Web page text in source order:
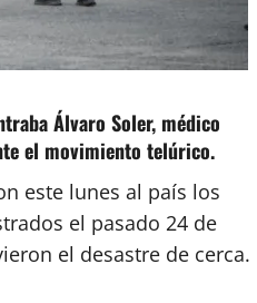
Álvaro Soler, médico
el movimiento telúrico.
este lunes al país los
el pasado 24 de
el desastre de cerca.